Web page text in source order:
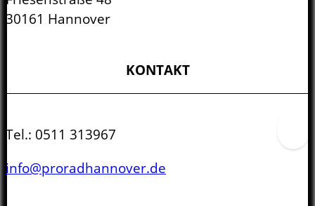
30161 Hannover
KONTAKT
Tel.: 0511 313967
info@proradhannover.de